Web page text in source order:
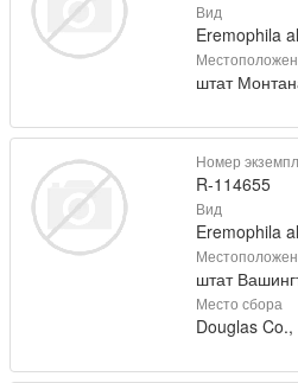
Вид
Eremophila
штат
Номер
R-114655
Вид
Eremophila
штат
Место сбора
Douglas